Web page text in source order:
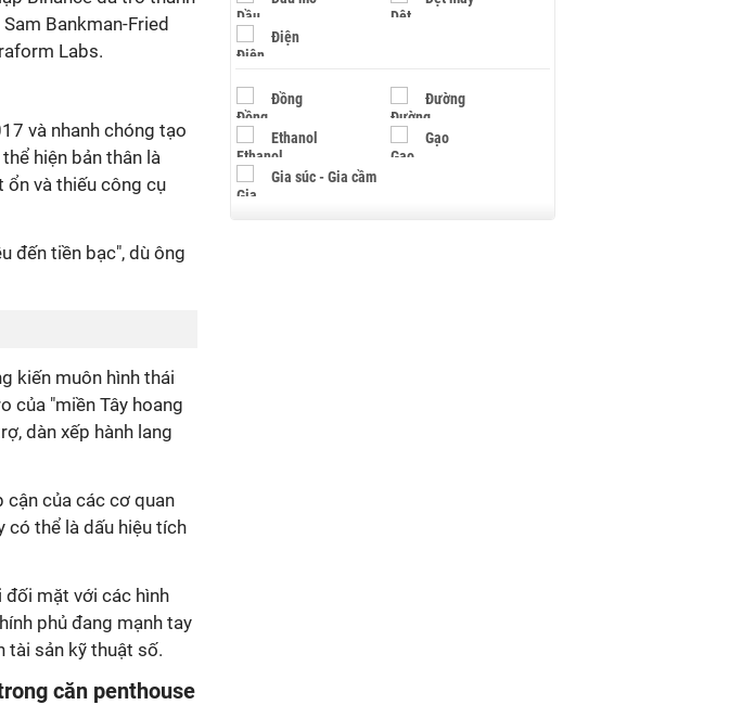
Bankman-Fried
Labs.
và nhanh chóng tạo
hiện bản thân là
và thiếu công cụ
đến tiền bạc", dù ông
kiến muôn hình thái
của "miền Tây hoang
dàn xếp hành lang
của các cơ quan
có thể là dấu hiệu tích
đối mặt với các hình
phủ đang mạnh tay
tài sản kỹ thuật số.
căn penthouse
Điện
Đồng Đường
Ethanol Gạo
Gia súc - Gia cầm